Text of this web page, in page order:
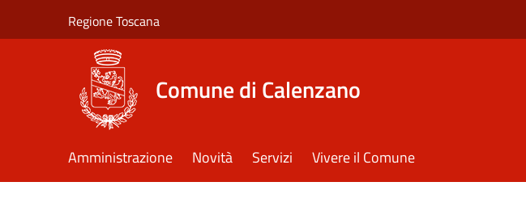
Regione Toscana
Comune di Calenzano
Amministrazione Novità Servizi Vivere il Comune